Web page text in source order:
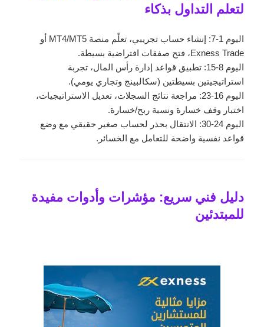
لتعلم التداول بذكاء
اليوم 1-7: إنشاء حساب تجريبي، تعلّم منصة MT4/MT5 أو
Exness Trade، فتح صفقات افتراضية بسيطة.
اليوم 8-15: تطبيق قواعد إدارة رأس المال، تجربة
استراتيجيتين بسيطتين (سكالبينج وتجاري يومي).
اليوم 16-23: مراجعة نتائج السجلات، تعديل الاستراتيجيات،
اختبار وقف خسارة ونسبة ربح/خسارة.
اليوم 24-30: الانتقال بحذر لحساب صغير حقيقي مع وضع
قواعد نفسية واضحة للتعامل مع الخسائر.
دليل فني سريع: مؤشرات وأدوات مفيدة
للمبتدئين